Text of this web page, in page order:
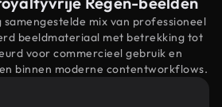
mix van professioneel
beeldmateriaal met betrekking tot
voor commercieel gebruik en
binnen moderne contentworkflows.